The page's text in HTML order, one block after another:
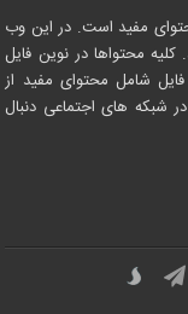
مفید است. در این وب
کلیه محتواها در نوین فایل
شامل محتوای مفید از
شبکه های اجتماعی دنبال